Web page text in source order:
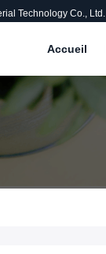
Technology Co., Ltd.
Accueil